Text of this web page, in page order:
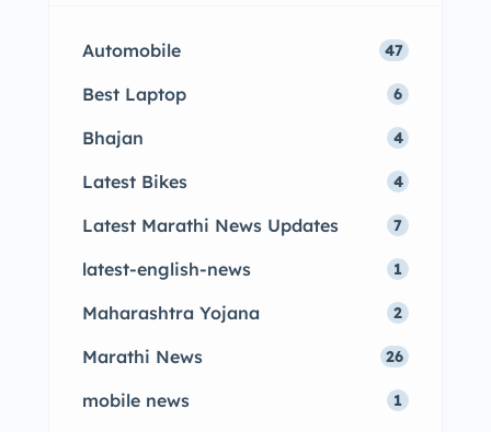
Automobile 47
Best Laptop 6
Bhajan 4
Latest Bikes 4
Latest Marathi News Updates 7
latest-english-news 1
Maharashtra Yojana 2
Marathi News 26
mobile news 1